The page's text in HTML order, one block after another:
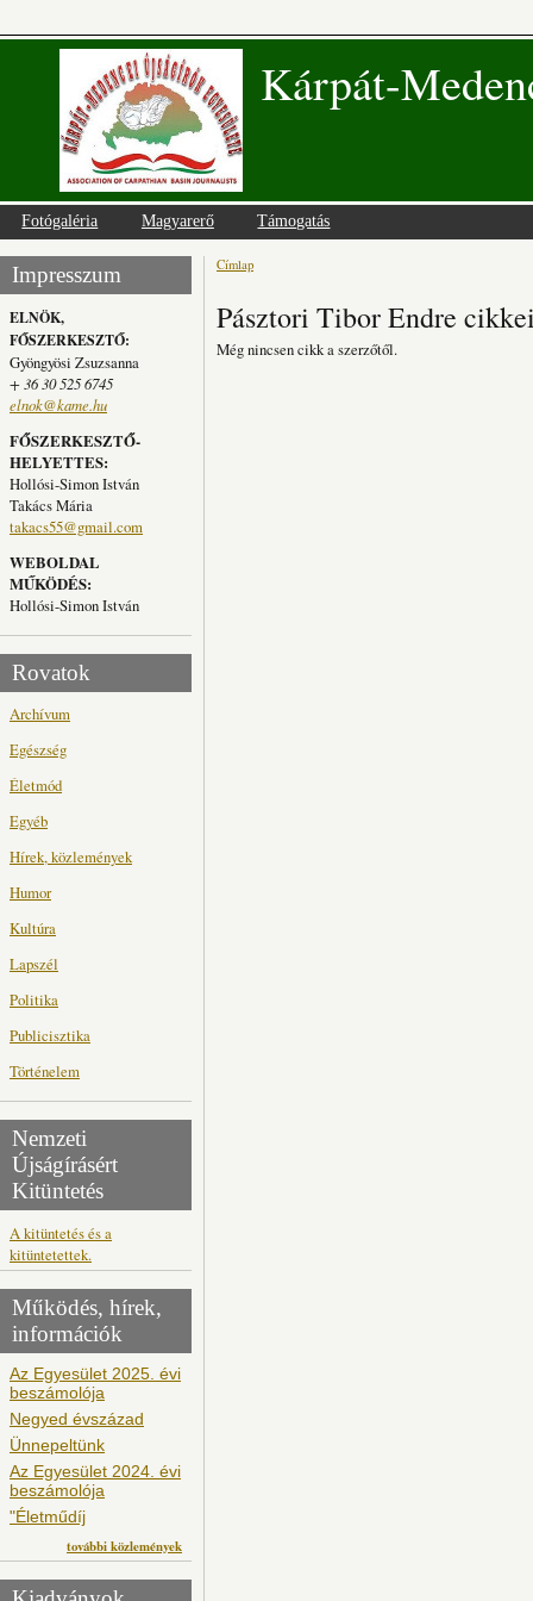
Kárpát-
Fotógaléria Magyarerő Támogatás
Impresszum
ELNÖK,
FŐSZERKESZTŐ:
Gyöngyösi Zsuzsanna
+ 36 30 525 6745
elnok@kame.hu
FŐSZERKESZTŐ-
HELYETTES:
Hollósi-Simon István
Takács Mária
takacs55@gmail.com
WEBOLDAL
MŰKÖDÉS:
Hollósi-Simon István
Rovatok
Archívum
Egészség
Életmód
Egyéb
Hírek, közlemények
Humor
Kultúra
Lapszél
Politika
Publicisztika
Történelem
Nemzeti
Újságírásért
Kitüntetés
A kitüntetés és a
kitüntetettek.
Működés, hírek,
információk
Az Egyesület 2025. évi
beszámolója
Negyed évszázad
Ünnepeltünk
Az Egyesület 2024. évi
beszámolója
"Életműdíj
további közlemények
Jelenlegi hely
Címlap
Pásztori Tibor Endre
Még nincsen cikk a szerzőtől.